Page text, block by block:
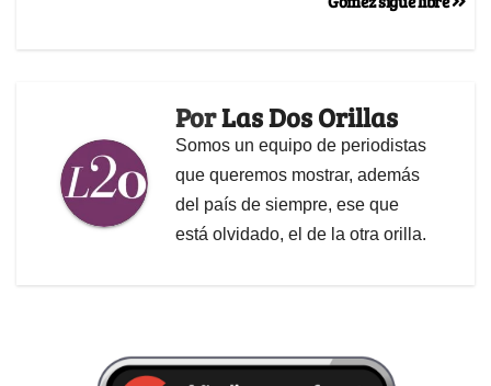
PorLas Dos Orillas
Somos un equipo de periodistas
que queremos mostrar, además
del país de siempre, ese que
está olvidado, el de la otra orilla.